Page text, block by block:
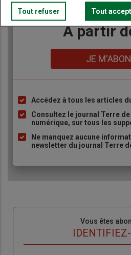
TITRE JE
Body A partir
JE
Liste
à
puce
Accédez à tous les articles
Consultez le journal Terre
numérique, sur tous les
Ne manquez aucune
newsletter du journal Terre
Vous êtes
Tout refuser Tout